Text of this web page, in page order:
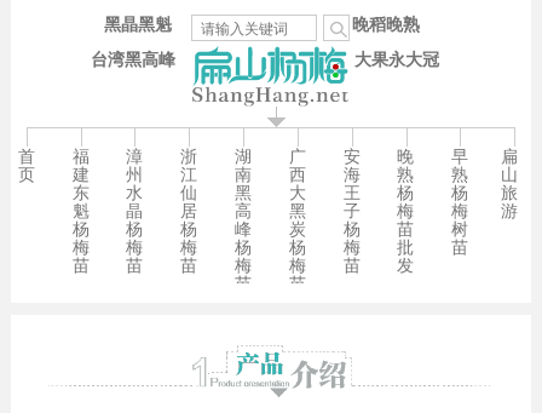
台湾黑高峰
晚稻晚熟
大果永大冠
黑晶黑魁
首
页
福
建
东
魁
杨
梅
苗
漳
州
水
晶
杨
梅
苗
浙
江
仙
居
杨
梅
苗
湖
南
黑
高
峰
杨
梅
苗
广
西
大
黑
炭
杨
梅
苗
安
海
王
子
杨
梅
苗
晚
熟
杨
梅
苗
批
发
早
熟
杨
梅
树
苗
扁
山
旅
游